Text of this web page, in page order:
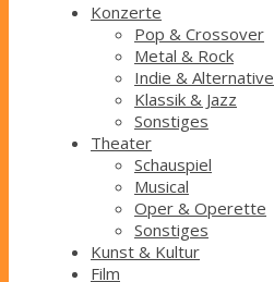
Konzerte
Pop & Crossover
Metal & Rock
Indie & Alternative
Klassik & Jazz
Sonstiges
Theater
Schauspiel
Musical
Oper & Operette
Sonstiges
Kunst & Kultur
Film